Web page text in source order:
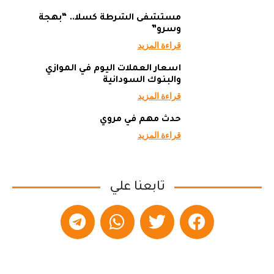
مستشفى الشرطة كسلا.. “بهجة
وسرو”
قراءة المزيد
أسعار العملات اليوم في الموازي
والبنوك السودانية
قراءة المزيد
حدث مهم في مروي
قراءة المزيد
تابعنا علي